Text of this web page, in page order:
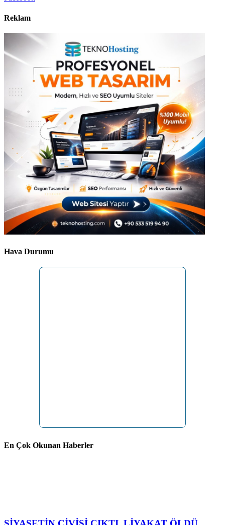
Reklam
Hava Durumu
En Çok Okunan Haberler